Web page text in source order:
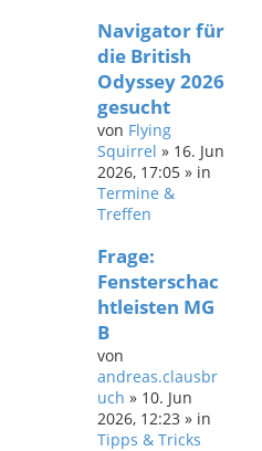
Navigator für
die British
Odyssey 2026
gesucht
von Flying
Squirrel » 16. Jun
2026, 17:05 » in
Termine &
Treffen
Frage:
Fensterschac
htleisten MG
B
von
andreas.clausbr
uch » 10. Jun
2026, 12:23 » in
Tipps & Tricks